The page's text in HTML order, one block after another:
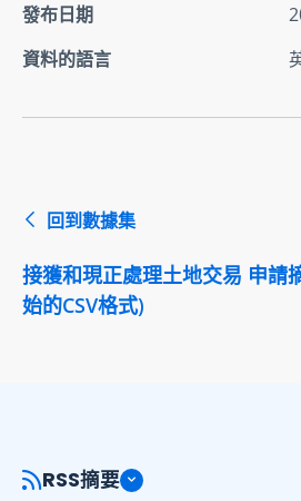
發布日期
資料的語言
回到數據集
接獲和現正處理土地交易 申請
始的CSV格式)
RSS摘要